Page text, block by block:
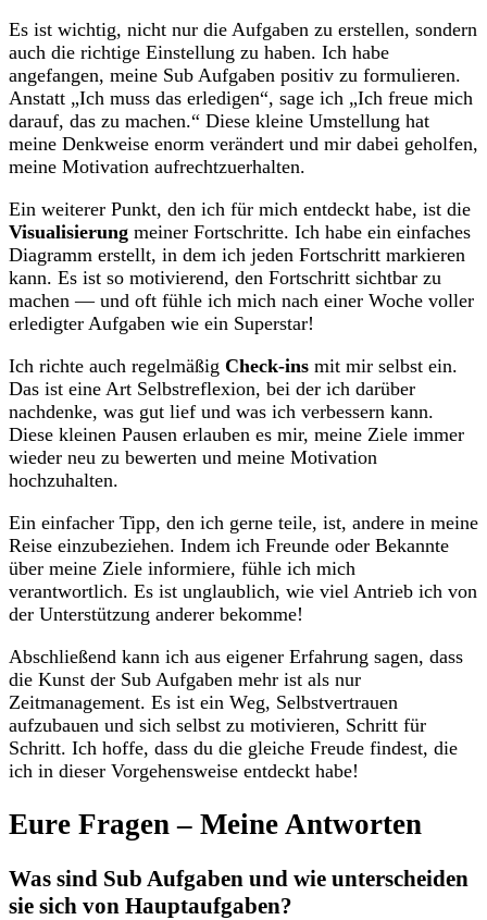
Es ist wichtig, ⁤nicht nur die‌ Aufgaben zu⁤ erstellen, sondern⁤
auch die richtige Einstellung ⁣zu haben. Ich⁢ habe
angefangen,‌ meine Sub Aufgaben positiv zu formulieren.
Anstatt „Ich muss das erledigen“, sage ich „Ich freue mich
darauf, das⁣ zu⁢ machen.“ ​Diese kleine Umstellung hat
meine Denkweise enorm verändert und mir dabei geholfen,‍
meine‍ Motivation ⁤aufrechtzuerhalten.
Ein ‍weiterer Punkt, ‍den ich für‌ mich entdeckt habe, ⁤ist ‍die
Visualisierung meiner Fortschritte. Ich habe ein einfaches
Diagramm erstellt, in ⁤dem ich ​jeden Fortschritt⁣ markieren
kann. ⁣Es ist so motivierend, den Fortschritt ⁤sichtbar ‍zu
machen ⁣— und oft ​fühle ich mich ⁢nach einer ‍Woche voller
erledigter Aufgaben wie ein​ Superstar!
Ich richte auch regelmäßig Check-ins mit mir selbst ein.
Das⁢ ist eine Art Selbstreflexion,‌ bei der⁣ ich darüber
nachdenke, ⁢was ⁤gut lief und was ich‍ verbessern kann.​
Diese kleinen Pausen erlauben⁢ es mir, meine Ziele immer
wieder neu zu bewerten und⁣ meine ​Motivation
hochzuhalten.
Ein einfacher Tipp,​ den ich‌ gerne teile, ist, andere in meine
Reise einzubeziehen. Indem ⁢ich⁣ Freunde⁣ oder Bekannte
über‌ meine⁤ Ziele informiere, ‍fühle ich mich
verantwortlich.⁤ Es ist ​unglaublich, wie viel Antrieb ich von
der⁣ Unterstützung anderer bekomme!
Abschließend kann ich aus eigener Erfahrung sagen, dass
die​ Kunst der ‍Sub Aufgaben mehr ist als nur ​
Zeitmanagement. Es ist ⁣ein Weg, Selbstvertrauen
aufzubauen und sich selbst⁤ zu ⁢motivieren, Schritt für​
Schritt. Ich hoffe, dass ⁤du die gleiche Freude findest,​ die
‌ich in ​dieser Vorgehensweise⁢ entdeckt habe!
Eure Fragen – ​Meine ⁤Antworten
Was sind‍ Sub Aufgaben und wie unterscheiden
sie sich ‌von Hauptaufgaben?